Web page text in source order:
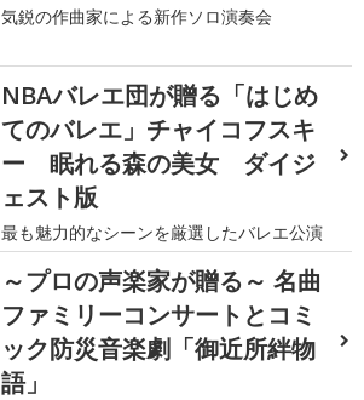
気鋭の作曲家による新作ソロ演奏会
NBAバレエ団が贈る「はじめ
てのバレエ」チャイコフスキ
ー 眠れる森の美女 ダイジ
ェスト版
最も魅力的なシーンを厳選したバレエ公演
～プロの声楽家が贈る～ 名曲
ファミリーコンサートとコミ
ック防災音楽劇「御近所絆物
語」